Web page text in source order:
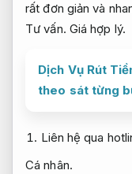
rất đơn giản và
Tư vấn. Giá hợp lý.
Dịch Vụ Rút
theo sát từng
Liên hệ qua
Cá nhân.